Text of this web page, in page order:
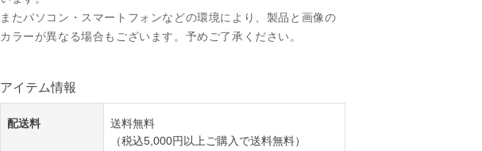
またパソコン・スマートフォンなどの環境により、製品と画像の
カラーが異なる場合もございます。予めご了承ください。
アイテム情報
配送料
送料無料
（税込5,000円以上ご購入で送料無料）